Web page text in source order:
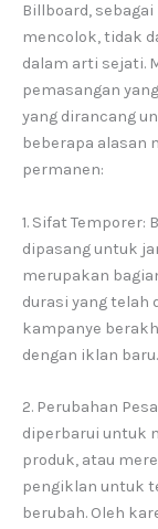
Billboard,
mencolok, tidak
dalam arti sejati.
pemasangan
yang dirancang
beberapa alasan
permanen:
1. Sifat Temporer:
dipasang untuk
merupakan
durasi yang telah
kampanye
dengan iklan baru.
2. Perubahan
diperbarui untuk
produk, atau
pengiklan untuk
berubah. Oleh